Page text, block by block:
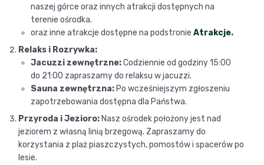
naszej górce oraz innych atrakcji dostępnych na
terenie ośrodka.
oraz inne atrakcje dostępne na podstronie Atrakcje.
Relaks i Rozrywka:
Jacuzzi zewnętrzne:Codziennie od godziny 15:00
do 21:00 zapraszamy do relaksu w jacuzzi.
Sauna zewnętrzna: Po wcześniejszym zgłoszeniu
zapotrzebowania dostępna dla Państwa.
Przyroda i Jezioro: Nasz ośrodek położony jest nad
jeziorem z własną linią brzegową. Zapraszamy do
korzystania z plaż piaszczystych, pomostów i spacerów po
lesie.